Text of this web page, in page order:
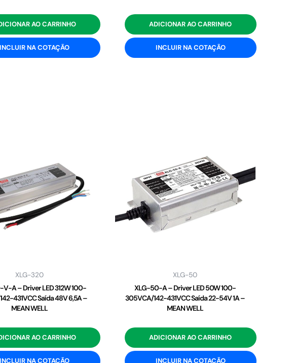
AO CARRINHO
INCLUIR NA COTAÇÃO
ADICIONAR AO CARRINHO
INCLUIR NA COTAÇÃO
XLG-320
A – Driver LED 312W 100-
431VCC Saída 48V 6,5A –
MEAN WELL
AO CARRINHO
INCLUIR NA COTAÇÃO
XLG-50
XLG-50-A – Driver LED 50W 100-
305VCA/142-431VCC Saída 22-54V 1A –
MEAN WELL
ADICIONAR AO CARRINHO
INCLUIR NA COTAÇÃO